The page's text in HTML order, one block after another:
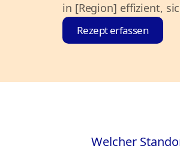
in [Region] effizient,
Rezept erfassen
Welcher